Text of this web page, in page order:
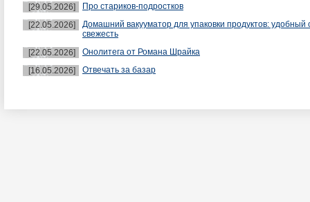
[29.05.2026]
Про стариков-подростков
[22.05.2026]
Домашний вакууматор для упаковки продуктов: удобный
свежесть
[22.05.2026]
Онолитега от Романа Шрайка
[16.05.2026]
Отвечать за базар